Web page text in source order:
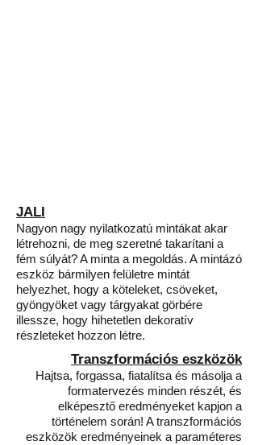
JALI
Nagyon nagy nyilatkozatú mintákat akar
létrehozni, de meg szeretné takarítani a
fém súlyát? A minta a megoldás. A mintázó
eszköz bármilyen felületre mintát
helyezhet, hogy a köteleket, csöveket,
gyöngyöket vagy tárgyakat görbére
illessze, hogy hihetetlen dekoratív
részleteket hozzon létre.
Transzformációs eszközök
Hajtsa, forgassa, fiatalítsa és másolja a
formatervezés minden részét, és
elképesztő eredményeket kapjon a
történelem során! A transzformációs
eszközök eredményeinek a paraméteres